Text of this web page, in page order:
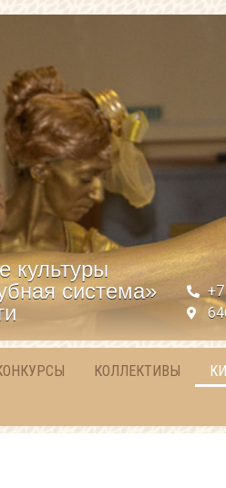
культуры
система»
КОЛЛЕКТИВЫ